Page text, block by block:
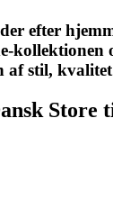
efter
kollektionen
stil,
Store